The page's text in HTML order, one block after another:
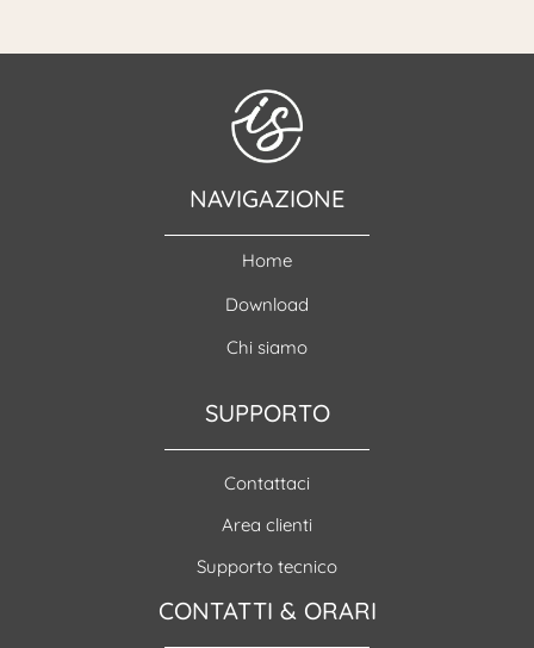
NAVIGAZIONE
Home
Download
Chi siamo
SUPPORTO
Contattaci
Area clienti
Supporto tecnico
CONTATTI & ORARI